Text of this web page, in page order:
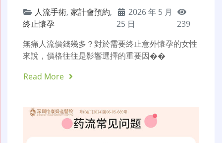
人流手術, 家計會預約,
終止懷孕
2026 年 5 月
25 日
239
無痛人流價錢幾多？對於需要終止意外懷孕的女性
來說，價格往往是影響選擇的重要因��
Read More